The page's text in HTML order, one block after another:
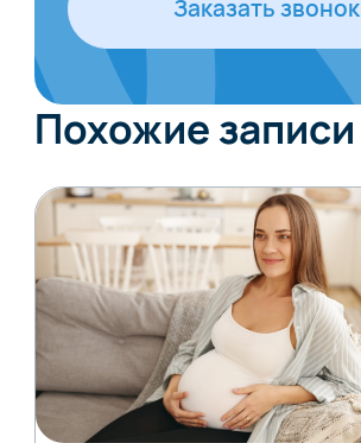
Заказать звонок
Похожие записи